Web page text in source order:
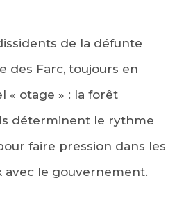
de la défunte
des Farc, toujours en
« otage » : la forêt
déterminent le rythme
faire pression dans les
avec le gouvernement.